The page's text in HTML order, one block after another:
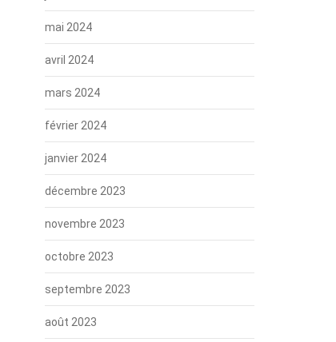
mai 2024
avril 2024
mars 2024
février 2024
janvier 2024
décembre 2023
novembre 2023
octobre 2023
septembre 2023
août 2023